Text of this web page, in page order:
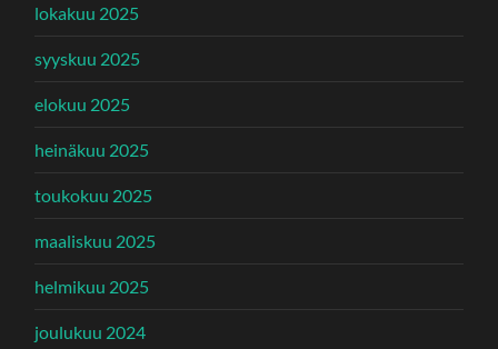
lokakuu 2025
syyskuu 2025
elokuu 2025
heinäkuu 2025
toukokuu 2025
maaliskuu 2025
helmikuu 2025
joulukuu 2024